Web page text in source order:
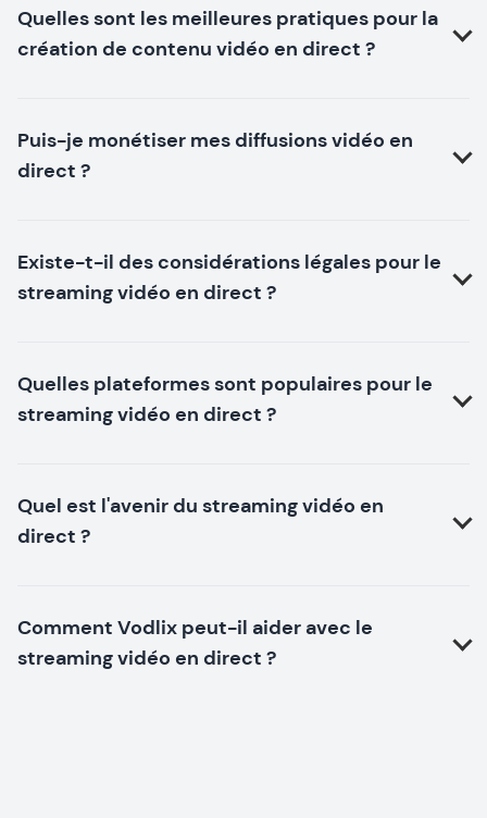
Quelles sont les meilleures pratiques pour la
création de contenu vidéo en direct ?
Puis-je monétiser mes diffusions vidéo en
direct ?
Existe-t-il des considérations légales pour le
streaming vidéo en direct ?
Quelles plateformes sont populaires pour le
streaming vidéo en direct ?
Quel est l'avenir du streaming vidéo en
direct ?
Comment Vodlix peut-il aider avec le
streaming vidéo en direct ?